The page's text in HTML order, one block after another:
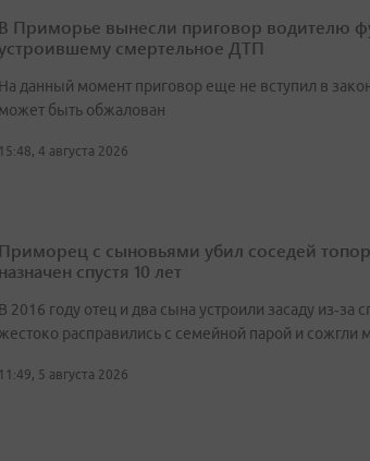
В Приморье вынесли приговор водителю
смертельное ДТП
На данный момент приговор еще не вступил в
может быть обжалован
15:48, 4 августа 2026
Приморец с сыновьями убил соседей
назначен спустя 10 лет
В 2016 году отец и два сына устроили засаду из‑за
жестоко расправились с семейной парой и сожгли
11:49, 5 августа 2026